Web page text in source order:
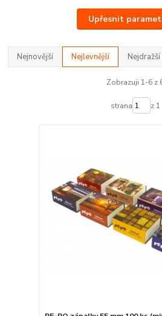
Upřesnit
Nejnovější Nejlevnější Nejdražší
Zobrazuji 1-6 z
strana z 1